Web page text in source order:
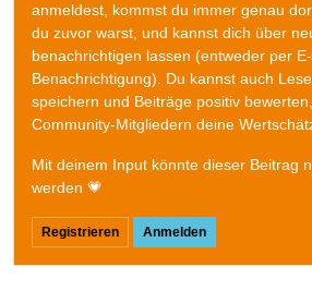
anmeldest, kommst du immer genau
du zuvor warst, und kannst dich über
benachrichtigen lassen (entweder per
Benachrichtigung). Du kannst auch
speichern und Beiträge positiv
Community-Mitgliedern deine
Mit deinem Input könnte dieser Beitrag
werden 💗
Registrieren Anmelden